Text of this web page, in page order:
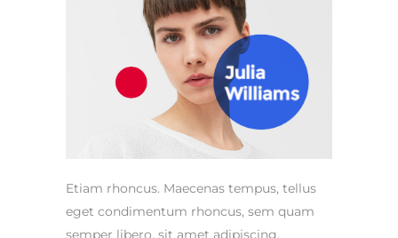
Etiam rhoncus. Maecenas tempus, tellus
eget condimentum rhoncus, sem quam
semper libero, sit amet adipiscing.